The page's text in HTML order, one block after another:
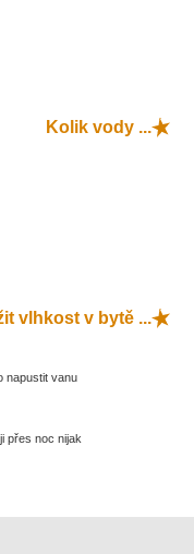
Kolik vody ...
vlhkost v bytě ...
napustit vanu
přes noc nijak